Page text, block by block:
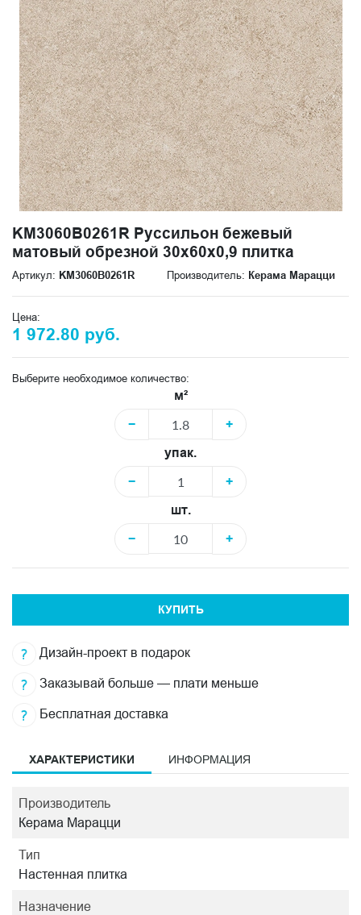
KM3060B0261R Руссильон бежевый
матовый обрезной 30x60x0,9 плитка
Артикул: KM3060B0261R Производитель: Керама Марацци
Цена:
1 972.80 руб.
Выберите необходимое количество:
м²
−
+
упак.
−
+
шт.
−
+
КУПИТЬ
Дизайн-проект в подарок
Заказывай больше — плати меньше
Бесплатная доставка
ХАРАКТЕРИСТИКИ ИНФОРМАЦИЯ
Производитель
Керама Марацци
Тип
Настенная плитка
Назначение